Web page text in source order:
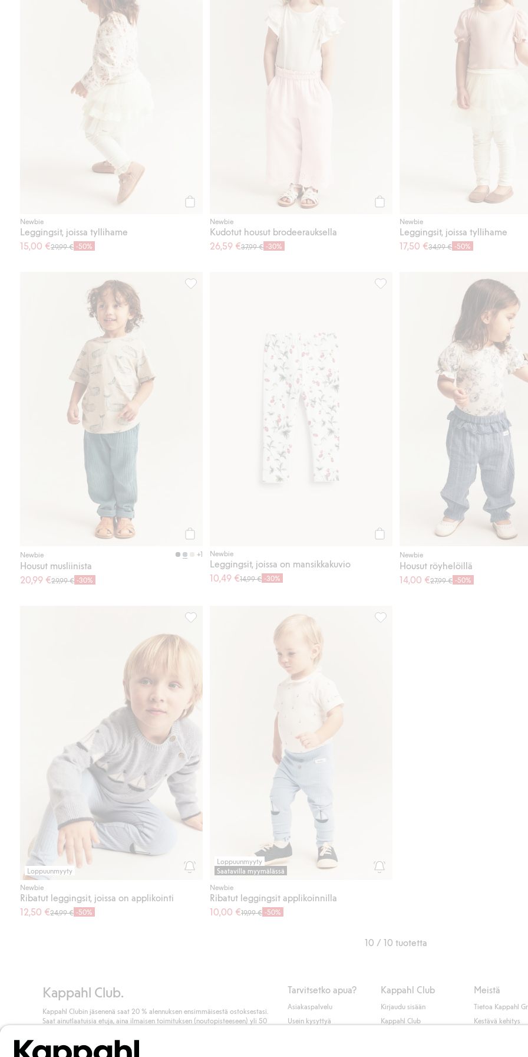
Newbie
Leggingsit, joissa tyllihame
15,00 €29,99 € -50%
Newbie
Kudotut housut brodeerauksella
26,59 €37,99 € -30%
Newbie
Leggingsit, joissa tyllihame
17,50 €34,99 € -50%
Newbie +1
Housut musliinista
20,99 €29,99 € -30%
Newbie
Leggingsit, joissa on mansikkakuvio
10,49 €14,99 € -30%
Leggingsit, joissa on mansikkakuvio,
Newbie
Housut röyhelöillä
14,00 €27,99 € -50%
Loppuunmyyty
Newbie
Ribatut leggingsit, joissa on applikointi
12,50 €24,99 € -50%
Ribatut leggingsit, joissa on applikointi, Lisää suosikkeihin
Loppuunmyyty
Saatavilla myymälässä
Newbie
Ribatut leggingsit applikoinnilla
10,00 €19,99 € -50%
10 / 10 tuotetta
Kappahl Club.
Kappahl Clubin jäsenenä saat 20 % alennuksen ensimmäisestä ostoksestasi.
Saat ainutlaatuisia etuja, aina ilmaisen toimituksen (noutopisteeseen) yli 50
Liity jäseneksi
Tarvitsetko apua?
Asiakaspalvelu
Usein kysyttyä
Kappahl Club
Kirjaudu sisään
Kappahl Club
Meistä
Tietoa Kappahl
Kestävä kehitys